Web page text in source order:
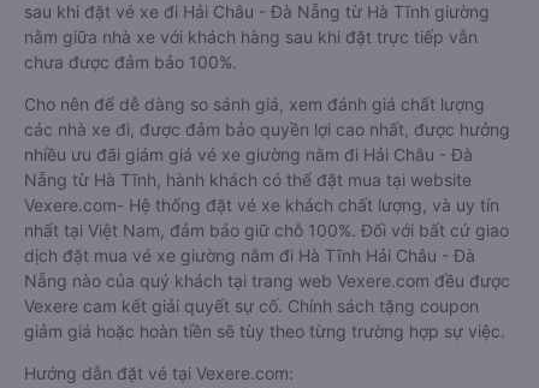
sau khi đặt vé xe đi Hải Châu - Đà Nẵng từ Hà Tĩnh giường
nằm giữa nhà xe với khách hàng sau khi đặt trực tiếp vẫn
chưa được đảm bảo 100%.
Cho nên để dễ dàng so sánh giá, xem đánh giá chất lượng
các nhà xe đi, được đảm bảo quyền lợi cao nhất, được hưởng
nhiều ưu đãi giảm giá vé xe giường nằm đi Hải Châu - Đà
Nẵng từ Hà Tĩnh, hành khách có thể đặt mua tại website
Vexere.com- Hệ thống đặt vé xe khách chất lượng, và uy tín
nhất tại Việt Nam, đảm bảo giữ chỗ 100%. Đối với bất cứ giao
dịch đặt mua vé xe giường nằm đi Hà Tĩnh Hải Châu - Đà
Nẵng nào của quý khách tại trang web Vexere.com đều được
Vexere cam kết giải quyết sự cố. Chính sách tặng coupon
giảm giá hoặc hoàn tiền sẽ tùy theo từng trường hợp sự việc.
Hướng dẫn đặt vé tại Vexere.com: